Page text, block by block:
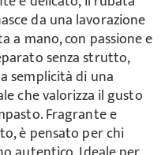
da una lavorazione
a mano, con passione e
senza strutto,
semplicità di una
che valorizza il gusto
Fragrante e
è pensato per chi